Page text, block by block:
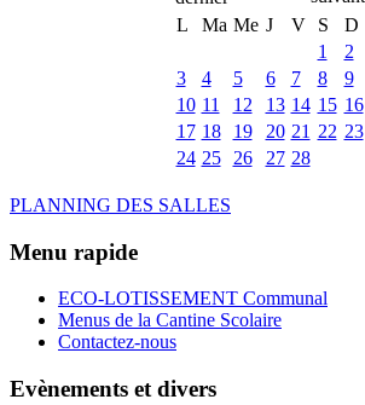
L
Ma Me J V S
D
1
2
3
4 5 6 7 8
9
10 11 12 13 14 15 16
17 18 19 20 21 22 23
24 25 26 27 28
PLANNING DES SALLES
Menu rapide
ECO-LOTISSEMENT Communal
Menus de la Cantine Scolaire
Contactez-nous
Evènements et divers